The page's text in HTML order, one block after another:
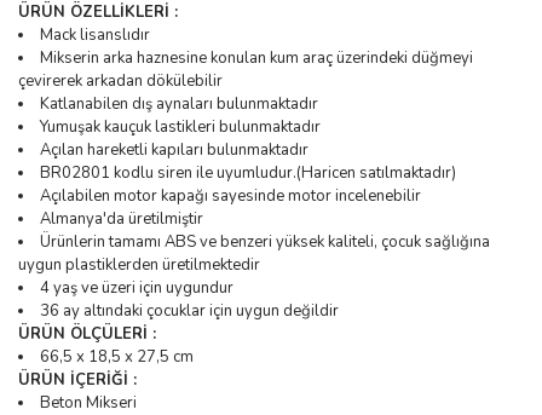
ÜRÜN ÖZELLİKLERİ :
Mack lisanslıdır
Mikserin arka haznesine konulan kum araç üzerindeki düğmeyi
çevirerek arkadan dökülebilir
Katlanabilen dış aynaları bulunmaktadır
Yumuşak kauçuk lastikleri bulunmaktadır
Açılan hareketli kapıları bulunmaktadır
BR02801 kodlu siren ile uyumludur.(Haricen satılmaktadır)
Açılabilen motor kapağı sayesinde motor incelenebilir
Almanya'da üretilmiştir
Ürünlerin tamamı ABS ve benzeri yüksek kaliteli, çocuk sağlığına
uygun plastiklerden üretilmektedir
4 yaş ve üzeri için uygundur
36 ay altındaki çocuklar için uygun değildir
ÜRÜN ÖLÇÜLERİ :
66,5 x 18,5 x 27,5 cm
ÜRÜN İÇERİĞİ :
Beton Mikseri